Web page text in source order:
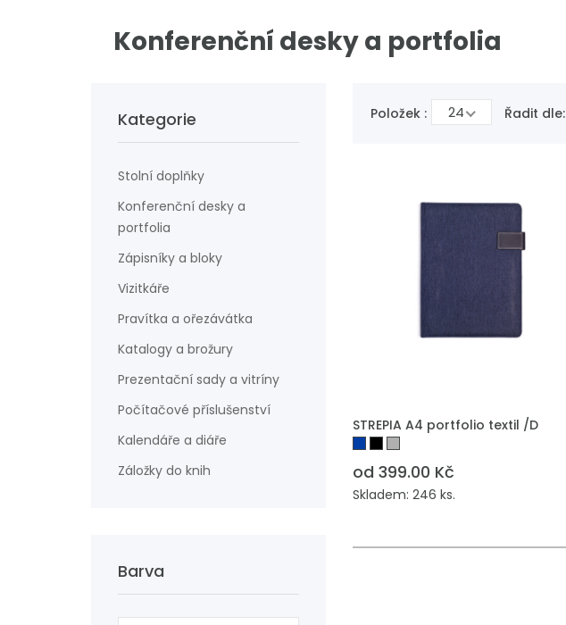
Konferenční desky a portfolia
Kategorie
Stolní doplňky
Konferenční desky a
portfolia
Zápisníky a bloky
Vizitkáře
Pravítka a ořezávátka
Katalogy a brožury
Prezentační sady a vitríny
Počítačové příslušenství
Kalendáře a diáře
Záložky do knih
Barva
Položek : 24 Řadit dle:
STREPIA A4 portfolio textil /D
od 399.00 Kč
Skladem: 246 ks.